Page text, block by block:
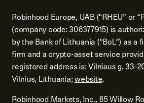
Robinhood Europe, UAB (“RHEU” or
(company code: 306377915) is
by the Bank of Lithuania (“BoL”) as a
firm and a crypto-asset service
registered address is: Vilniaus g. 33-
Vilnius, Lithuania;website.
Robinhood Markets, Inc., 85 Willow